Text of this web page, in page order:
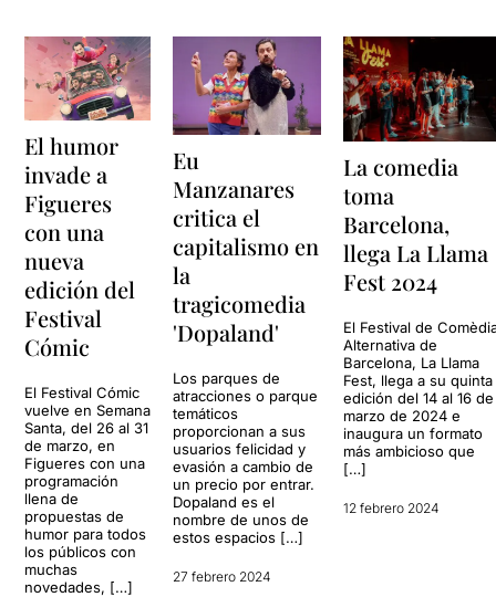
El humor
invade a
Figueres
con una
nueva
edición del
Festival
Cómic
El Festival Cómic
vuelve en Semana
Santa, del 26 al 31
de marzo, en
Figueres con una
programación
llena de
propuestas de
humor para todos
los públicos con
muchas
novedades, […]
Eu
Manzanares
critica el
capitalismo en
la
tragicomedia
'Dopaland'
Los parques de
atracciones o parque
temáticos
proporcionan a sus
usuarios felicidad y
evasión a cambio de
un precio por entrar.
Dopaland es el
nombre de unos de
estos espacios […]
27 febrero 2024
La comedia
toma
Barcelona,
llega La Llama
Fest 2024
El Festival de
Alternativa de
Barcelona, La Llama
Fest, llega a su quinta
edición del 14 al 16 de
marzo de 2024 e
inaugura un formato
más ambicioso que
[…]
12 febrero 2024